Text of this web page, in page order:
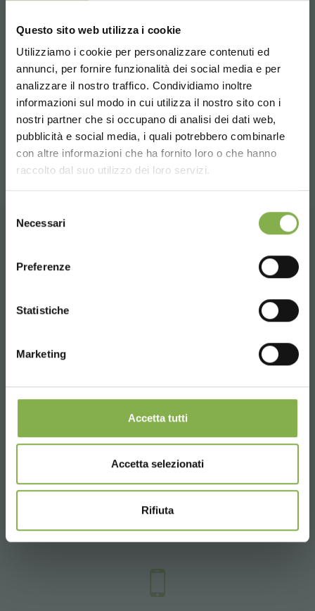
Questo sito web utilizza i cookie
Utilizziamo i cookie per personalizzare contenuti ed
annunci, per fornire funzionalità dei social media e per
analizzare il nostro traffico. Condividiamo inoltre
informazioni sul modo in cui utilizza il nostro sito con i
nostri partner che si occupano di analisi dei dati web,
pubblicità e social media, i quali potrebbero combinarle
con altre informazioni che ha fornito loro o che hanno
raccolto dal suo utilizzo dei loro servizi.
delNecessari
Preferenze
Statistiche
Marketing
Accetta tutti
Accetta selezionati
Rifiuta
Tag directory
Sitemap
compartir
Choose the country you are in and your
language for a better browsing experience
+39 3457719939
Email
Información requerida